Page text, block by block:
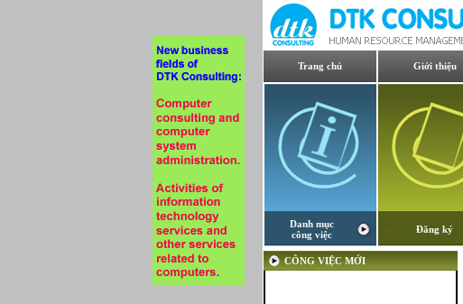
Trang chủ Giới thiệu
Danh mục
công việc
Đăng ký
CÔNG VIỆC MỚI